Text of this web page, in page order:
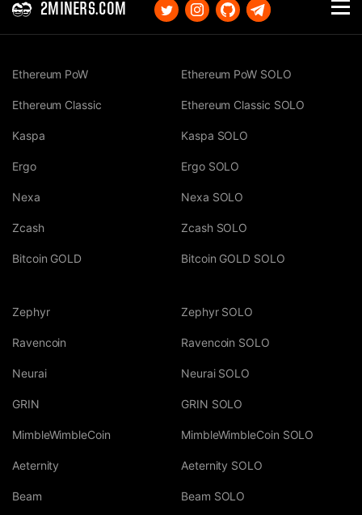
2MINERS.COM
Ethereum PoW
Ethereum Classic
Kaspa
Ergo
Nexa
Zcash
Bitcoin GOLD
Ethereum PoW SOLO
Ethereum Classic SOLO
Kaspa SOLO
Ergo SOLO
Nexa SOLO
Zcash SOLO
Bitcoin GOLD SOLO
Zephyr
Ravencoin
Neurai
GRIN
MimbleWimbleCoin
Aeternity
Beam
Zephyr SOLO
Ravencoin SOLO
Neurai SOLO
GRIN SOLO
MimbleWimbleCoin SOLO
Aeternity SOLO
Beam SOLO